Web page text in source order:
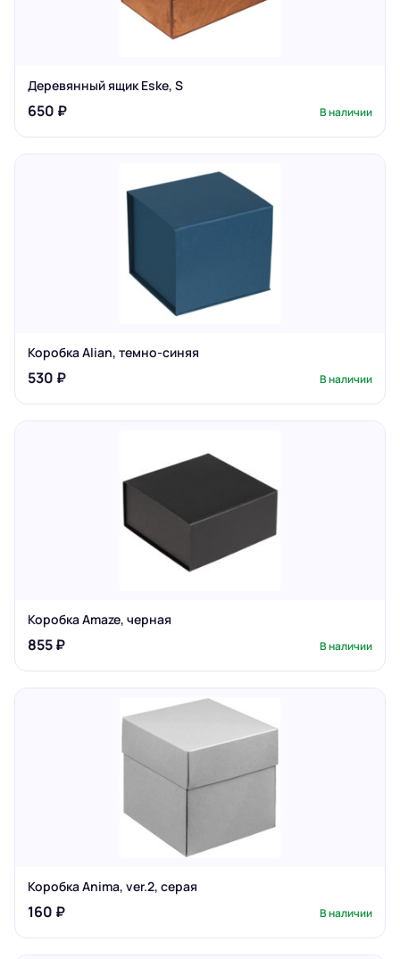
Деревянный ящик Eske, S
650 ₽ В наличии
Коробка Alian, темно-синяя
530 ₽ В наличии
Коробка Amaze, черная
855 ₽ В наличии
Коробка Anima, ver.2, серая
160 ₽ В наличии